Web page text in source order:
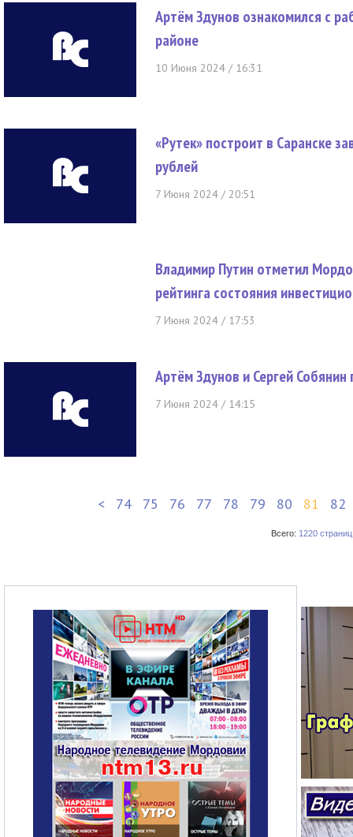
Артём Здунов ознакомился с
районе
10 Июня 2024 / 16:31
«Рутек» построит в Саранске
рублей
7 Июня 2024 / 20:51
Владимир Путин отметил
рейтинга состояния
7 Июня 2024 / 17:53
Артём Здунов и Сергей
7 Июня 2024 / 14:15
< 74 75 76 77 78 79 80 81 82
Всего: 1220 страниц